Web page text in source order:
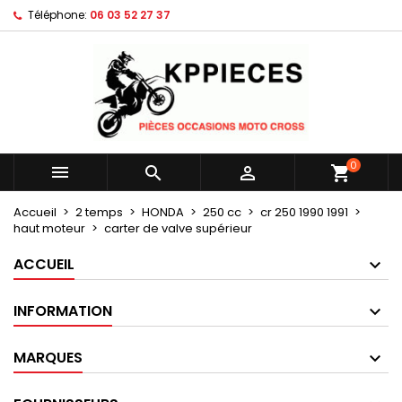
Téléphone: 06 03 52 27 37
   shopping_cart0
Accueil 2 temps HONDA 250 cc
cr 250 1990 1991
haut moteur
carter de valve supérieur
ACCUEIL
INFORMATION
MARQUES
Mes listes d'envies ×
Créer une nouvelle liste
Créer une liste d'envies ×
Nom de la liste d'envies
Annuler Créer une liste d'envies
Connexion ×
Vous devez être connecté pour ajouter des produits
à votre liste d'envies.
Annuler Connexion